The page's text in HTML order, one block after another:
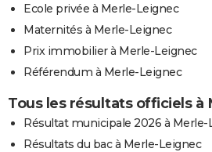
Ecole privée à Merle-Leignec
Maternités à Merle-Leignec
Prix immobilier à Merle-Leignec
Référendum à Merle-Leignec
Tous les résultats officiels à
Résultat municipale 2026 à Merle-
Résultats du bac à Merle-Leignec